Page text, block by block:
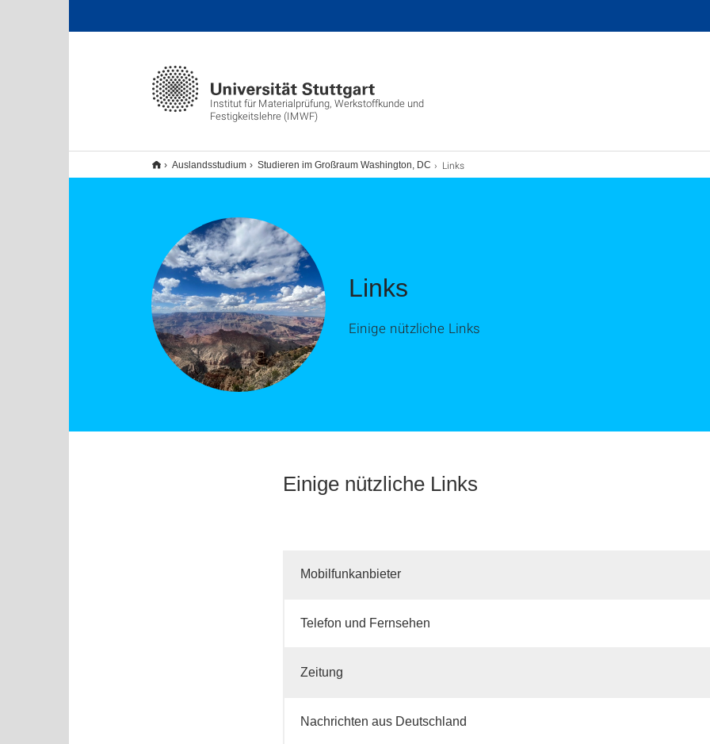
Institut für Materialprüfung, Werkstoffkunde und
Festigkeitslehre (IMWF)
Auslandsstudium Studieren im Großraum Washington, DC Links
Links
Einige nützliche Links
Einige nützliche Links
Mobilfunkanbieter
Telefon und Fernsehen
Zeitung
Nachrichten aus Deutschland